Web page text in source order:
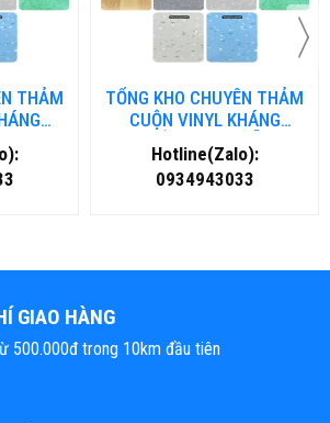
THẢM
TỔNG KHO CHUYÊN THẢM
CUỘN VINYL KHÁNG
KHUẨN TẠI ĐÀ NẴNG
Hotline(Zalo):
0934943033
GIAO HÀNG
500.000đ trong 10km đầu tiên